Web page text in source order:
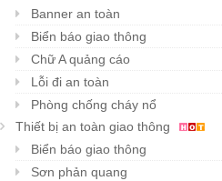
Banner an toàn
Biển báo giao thông
Chữ A quảng cáo
Lỗi đi an toàn
Phòng chống cháy nổ
Thiết bị an toàn giao thông
Biển báo giao thông
Sơn phản quang